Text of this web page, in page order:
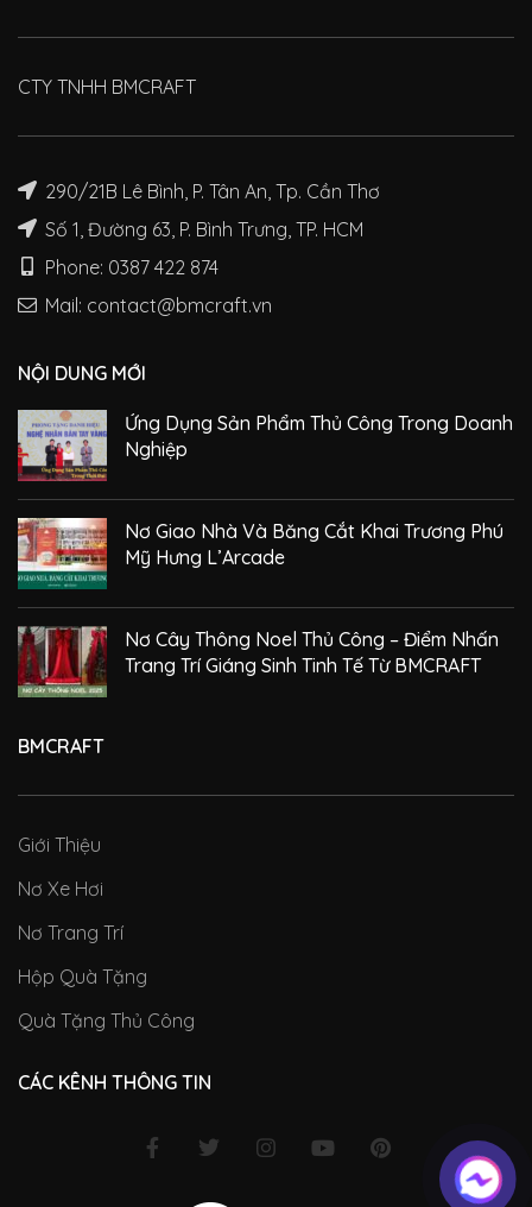
CTY TNHH BMCRAFT
290/21B Lê Bình, P. Tân An, Tp. Cần Thơ
Số 1, Đường 63, P. Bình Trưng, TP. HCM
Phone: 0387 422 874
Mail: contact@bmcraft.vn
NỘI DUNG MỚI
Ứng Dụng Sản Phẩm Thủ Công Trong Doanh
Nghiệp
Nơ Giao Nhà Và Băng Cắt Khai Trương Phú
Mỹ Hưng L’Arcade
Nơ Cây Thông Noel Thủ Công – Điểm Nhấn
Trang Trí Giáng Sinh Tinh Tế Từ BMCRAFT
BMCRAFT
Giới Thiệu
Nơ Xe Hơi
Nơ Trang Trí
Hộp Quà Tặng
Quà Tặng Thủ Công
CÁC KÊNH THÔNG TIN